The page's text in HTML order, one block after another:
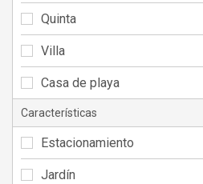
Quinta
Villa
Casa de playa
Características
Estacionamiento
Jardín